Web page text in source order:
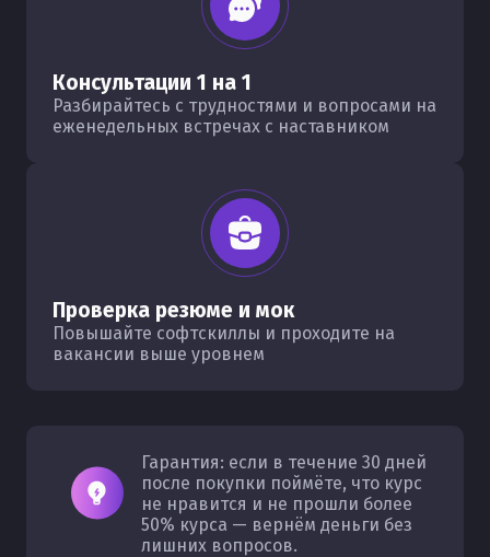
Консультации 1 на 1
Разбирайтесь с трудностями и вопросами на
еженедельных встречах с наставником
Проверка резюме и мок
Повышайте софтскиллы и проходите на
вакансии выше уровнем
Гарантия: если в течение 30 дней
после покупки поймёте, что курс
не нравится и не прошли более
50% курса — вернём деньги без
лишних вопросов.